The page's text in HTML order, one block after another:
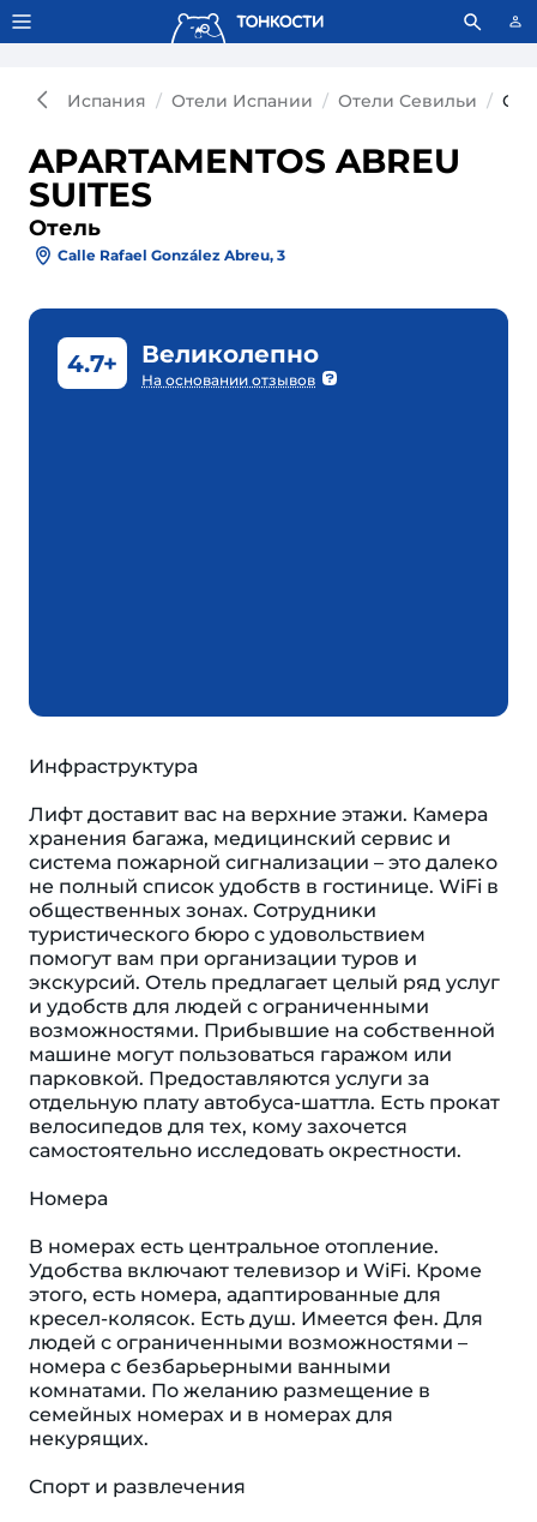
Тонкости используют сookie-файлы. Что это значит?
Испания Отели Испании Отели Севильи
APARTAMENTOS ABREU
SUITES
Отель
Calle Rafael González Abreu, 3
4.7+ Великолепно
На основании отзывов
Инфраструктура
Лифт доставит вас на верхние этажи. Камера
хранения багажа, медицинский сервис и
система пожарной сигнализации – это далеко
не полный список удобств в гостинице. WiFi в
общественных зонах. Сотрудники
туристического бюро с удовольствием
помогут вам при организации туров и
экскурсий. Отель предлагает целый ряд услуг
и удобств для людей с ограниченными
возможностями. Прибывшие на собственной
машине могут пользоваться гаражом или
парковкой. Предоставляются услуги за
отдельную плату автобуса-шаттла. Есть прокат
велосипедов для тех, кому захочется
самостоятельно исследовать окрестности.
Номера
В номерах есть центральное отопление.
Удобства включают телевизор и WiFi. Кроме
этого, есть номера, адаптированные для
кресел-колясок. Eсть душ. Имеется фен. Для
людей с ограниченными возможностями –
номера с безбарьерными ванными
комнатами. По желанию размещение в
семейных номерах и в номерах для
некурящих.
Спорт и развлечения